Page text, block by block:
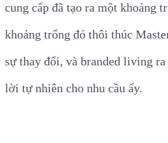
cung cấp đã tạo ra một khoảng
khoảng trống đó thôi thúc
sự thay đổi, và branded living
lời tự nhiên cho nhu cầu ấy.